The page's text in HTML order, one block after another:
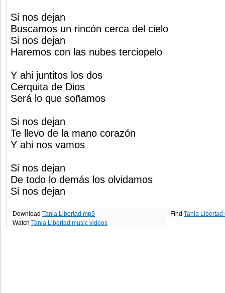
Si nos dejan
Buscamos un rincón cerca del cielo
Si nos dejan
Haremos con las nubes terciopelo
Y ahi juntitos los dos
Cerquita de Dios
Será lo que soñamos
Si nos dejan
Te llevo de la mano corazón
Y ahi nos vamos
Si nos dejan
De todo lo demás los olvidamos
Si nos dejan
Download Tania Libertad mp3
Watch Tania Libertad music videos
Find Tania Libertad